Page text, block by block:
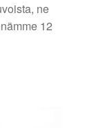
ne
12